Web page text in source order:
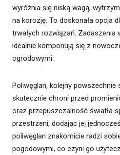
wyróżnia się niską wagą,
na korozję. To doskonała opcja
trwałych rozwiązań. Zadaszenia
idealnie komponują się z
ogrodowymi.
Poliwęglan, kolejny powszechnie
skutecznie chroni przed
oraz przepuszczalność światła
przestrzeni, dodając jej
poliwęglan znakomicie radzi
pogodowymi, co czyni go